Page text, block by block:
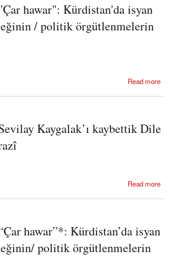
hawar": Kürdistan'da isyan
/ politik örgütlenmelerin
Read more
Kürdistan'da isyan ve özgürlük geleneğinin / politik
Kaygalak’ı kaybettik Dile
Read more
kaybettik Dile nazî, nagihîye mirazî
hawar”*: Kürdistan’da isyan
politik örgütlenmelerin